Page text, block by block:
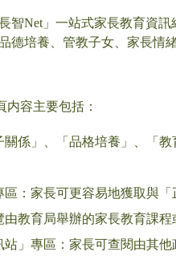
智Net」一站式家長教育資
德培養、管教子女、家長情
内容主要包括：
關係」、「品格培養」、「
區：家長可更容易地獲取與
由教育局舉辦的家長教育課
站」專區：家長可查閱由其